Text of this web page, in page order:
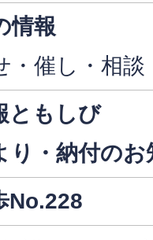
情報
・催し・相談
ともしび
り・納付のお
No.228